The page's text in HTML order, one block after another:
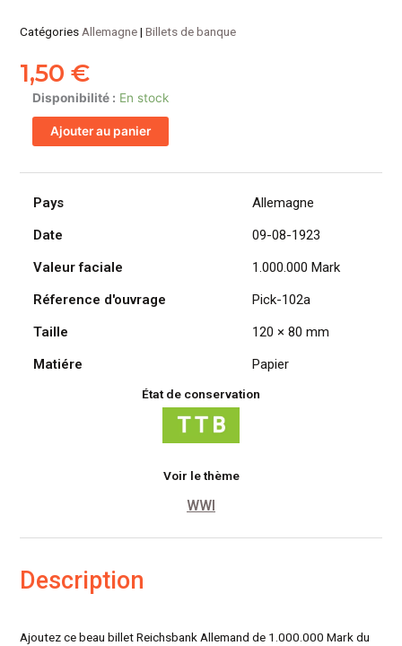
Catégories Allemagne|Billets de banque
1,50€
Disponibilité : En stock
quantité
de
ALLEMAGNE
Reichsbank
Mark
08-
1923
Ajouter au panier
Pays
Allemagne
Date
09-08-1923
Valeur faciale
1.000.000 Mark
Réference d'ouvrage
Pick-102a
Taille
120 × 80 mm
Matiére
Papier
État de conservation
Voir le thème
WWI
Description
Ajoutez ce beau billet Reichsbank Allemand de 1.000.000 Mark du